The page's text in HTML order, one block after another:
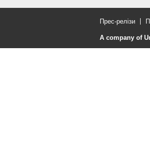
Прес-релізи
A company of